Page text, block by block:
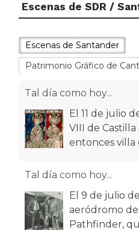
Escenas de SDR /
Escenas de Santander
Patrimonio Gráfico de
Tal día como hoy...
El 11 de julio
VIII de
entonces villa
Tal día como hoy...
El 9 de julio
aeródromo de
Pathfinder,